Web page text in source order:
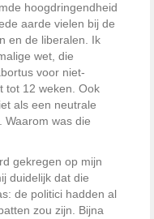
hoogdringendheid
aarde vielen bij de
en de liberalen. Ik
wet, die
voor niet-
tot 12 weken. Ook
als een neutrale
Waarom was die
gekregen op mijn
duidelijk dat die
de politici hadden al
zou zijn. Bijna